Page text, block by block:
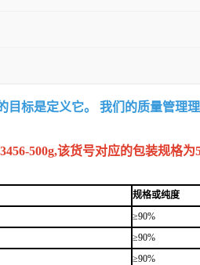
标是定义它。 我们的质量管
500g,该货号对应的包装规格为
规格或纯度
≥90%
≥90%
≥90%